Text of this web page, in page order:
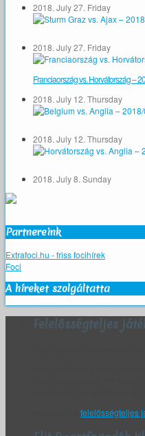
2018. July 27. Friday
2018. July 27. Friday
Franciaország vs. Horvátország –
2018. July 12. Thursday
2018. July 12. Thursday
2018. July 8. Sunday
Partnereink
Extrafoci.hu - friss focihírek
Foci
A híreket szolgáltatta
Felelősségteljes
felelősségteljes